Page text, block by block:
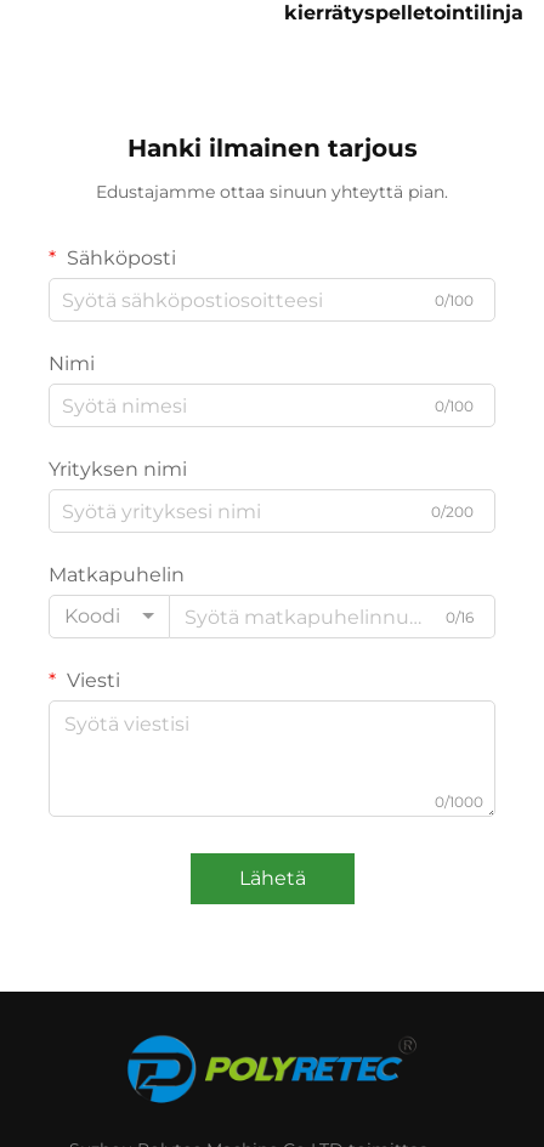
kierrätyspelletointilinja
Hanki ilmainen tarjous
Edustajamme ottaa sinuun yhteyttä pian.
Sähköposti
0/100
Nimi
0/100
Yrityksen nimi
0/200
Matkapuhelin
Koodi
0/16
Viesti
0/1000
Lähetä